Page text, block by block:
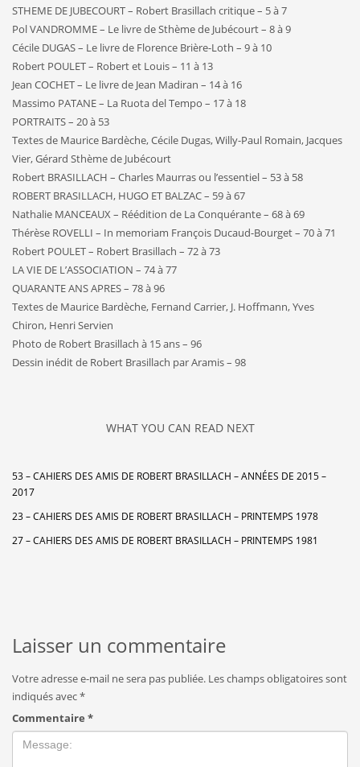
STHEME DE JUBECOURT – Robert Brasillach critique – 5 à 7
Pol VANDROMME – Le livre de Sthème de Jubécourt – 8 à 9
Cécile DUGAS – Le livre de Florence Brière-Loth – 9 à 10
Robert POULET – Robert et Louis – 11 à 13
Jean COCHET – Le livre de Jean Madiran – 14 à 16
Massimo PATANE – La Ruota del Tempo – 17 à 18
PORTRAITS – 20 à 53
Textes de Maurice Bardèche, Cécile Dugas, Willy-Paul Romain, Jacques
Vier, Gérard Sthème de Jubécourt
Robert BRASILLACH – Charles Maurras ou l’essentiel – 53 à 58
ROBERT BRASILLACH, HUGO ET BALZAC – 59 à 67
Nathalie MANCEAUX – Réédition de La Conquérante – 68 à 69
Thérèse ROVELLI – In memoriam François Ducaud-Bourget – 70 à 71
Robert POULET – Robert Brasillach – 72 à 73
LA VIE DE L’ASSOCIATION – 74 à 77
QUARANTE ANS APRES – 78 à 96
Textes de Maurice Bardèche, Fernand Carrier, J. Hoffmann, Yves
Chiron, Henri Servien
Photo de Robert Brasillach à 15 ans – 96
Dessin inédit de Robert Brasillach par Aramis – 98
WHAT YOU CAN READ NEXT
53 – CAHIERS DES AMIS DE ROBERT BRASILLACH – ANNÉES DE 2015 –
2017
23 – CAHIERS DES AMIS DE ROBERT BRASILLACH – PRINTEMPS 1978
27 – CAHIERS DES AMIS DE ROBERT BRASILLACH – PRINTEMPS 1981
Laisser un commentaire
Votre adresse e-mail ne sera pas publiée. Les champs obligatoires sont
indiqués avec*
Commentaire *